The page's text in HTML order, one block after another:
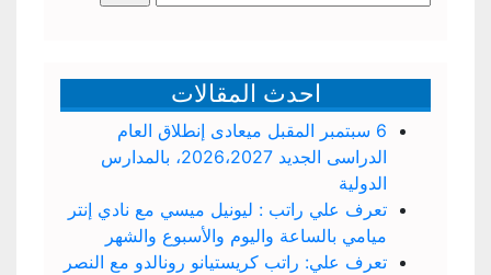
عن:
احدث المقالات
6 سبتمبر المقبل ميعادى إنطلاق العام
الدراسى الجديد 2026،2027، بالمدارس
الدولية
تعرف علي راتب : ليونيل ميسي مع نادي إنتر
ميامي بالساعة واليوم والأسبوع والشهر
تعرف علي: راتب كريستيانو رونالدو مع النصر